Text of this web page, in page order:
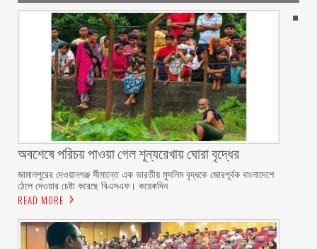
অবশেষে পরিচয় পাওয়া গেল শূন্যরেখায় ঘোরা বৃদ্ধের
জামালপুরের দেওয়ানগঞ্জ সীমান্তে এক ভারতীয় মুসলিম বৃদ্ধকে জোরপূর্বক বাংলাদেশে
ঠেলে দেওয়ার চেষ্টা করেছে বিএসএফ। কয়েকদিন
READ MORE